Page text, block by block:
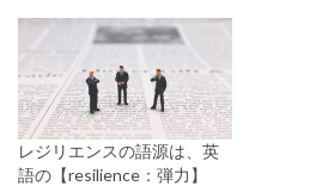
レジリエンスの語源は、英
語の【resilience：弾力】